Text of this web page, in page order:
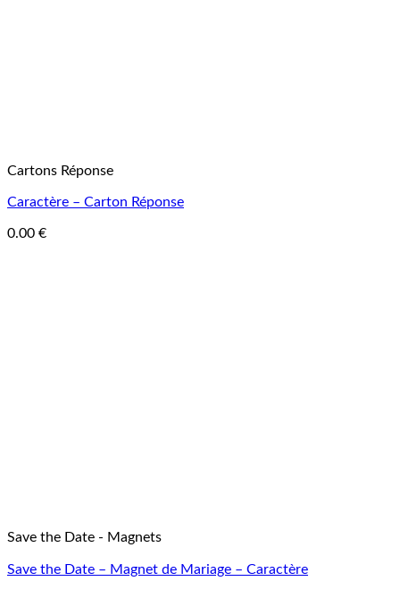
Cartons Réponse
Caractère – Carton Réponse
0.00 €
Save the Date - Magnets
Save the Date – Magnet de Mariage – Caractère